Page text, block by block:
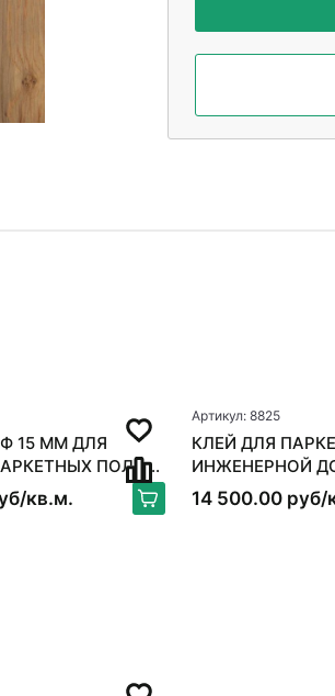
15 ММ ДЛЯ
ПОЛОВ
кв.м.
Артикул: 8825
КЛЕЙ ДЛЯ
ИНЖЕНЕРНОЙ ДОСКИ
BOND FLEX
14 500.00 руб/